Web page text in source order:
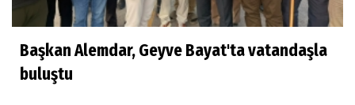
Başkan Alemdar, Geyve Bayat'ta vatandaşla
buluştu